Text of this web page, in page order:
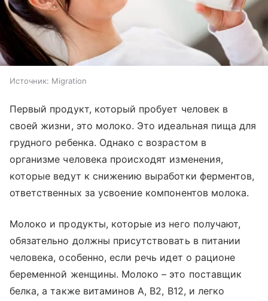
Источник: Migration
Первый продукт, который пробует человек в
своей жизни, это молоко. Это идеальная пища для
грудного ребенка. Однако с возрастом в
организме человека происходят изменения,
которые ведут к снижению выработки ферментов,
ответственных за усвоение компонентов молока.
Молоко и продукты, которые из него получают,
обязательно должны присутствовать в питании
человека, особенно, если речь идет о рационе
беременной женщины. Молоко – это поставщик
белка, а также витаминов А, В2, В12, и легко